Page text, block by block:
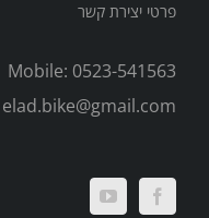
פרטי יצירת קשר
Mobile: 0523-541563
elad.bike@gmail.com